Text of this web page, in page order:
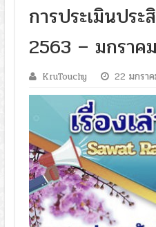
การประเมินปร
2563 – มกรา
KruTouchy 22 มกรา